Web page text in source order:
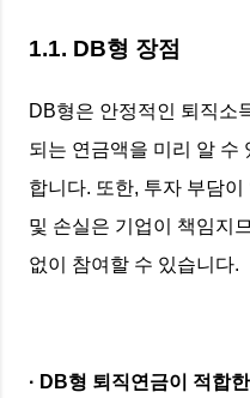
1.1. DB형 장점
DB형은 안정적인 퇴직소
되는 연금액을 미리 알 수
합니다. 또한, 투자 부담
및 손실은 기업이 책임지
없이 참여할 수 있습니다.
· DB형 퇴직연금이 적합